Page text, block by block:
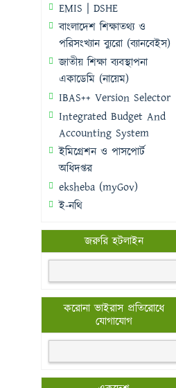
EMIS | DSHE
বাংলাদেশ শিক্ষাতথ্য ও
পরিসংখ্যান ব্যুরো (ব্যানবেইস)
জাতীয় শিক্ষা ব্যবস্থাপনা
একাডেমি (নায়েম)
IBAS++ Version Selector
Integrated Budget And
Accounting System
ইমিগ্রেশন ও পাসপোর্ট
অধিদপ্তর
eksheba (myGov)
ই-নথি
জরুরি হটলাইন
করোনা ভাইরাস প্রতিরোধে
যোগাযোগ